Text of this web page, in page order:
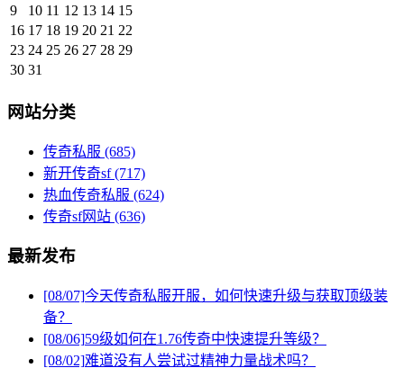
9
10 11 12 13 14 15
16 17 18 19 20 21 22
23 24 25 26 27 28 29
30 31
网站分类
传奇私服 (685)
新开传奇sf(717)
热血传奇私服 (624)
传奇sf网站 (636)
最新发布
[08/07]今天传奇私服开服，如何快速升级与获取顶级装
备？
[08/06]59级如何在1.76传奇中快速提升等级？
[08/02]难道没有人尝试过精神力量战术吗？